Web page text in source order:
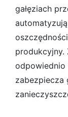
gałęziach
odpowiednio
zabezpiecza